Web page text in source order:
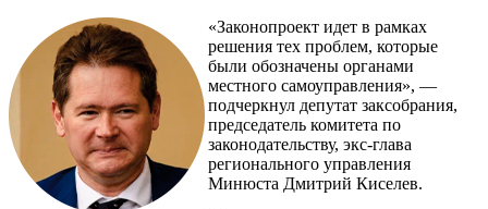
«Законопроект идет в рамках
решения тех проблем, которые
были обозначены органами
местного самоуправления», —
подчеркнул депутат заксобрания,
председатель комитета по
законодательству, экс-глава
регионального управления
Минюста Дмитрий Киселев.